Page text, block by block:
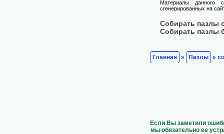
Материалы данного
сгенерированных на
Собирать пазлы
Собирать пазлы
Главная » Пазлы »
Если Вы заметили
мы обязательно ее